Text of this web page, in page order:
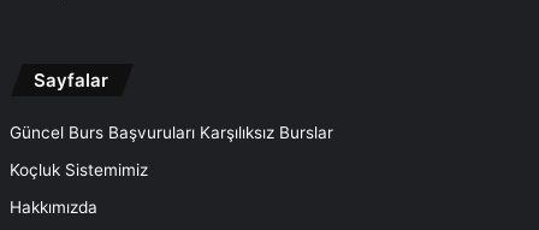
Sayfalar
Güncel Burs Başvuruları Karşılıksız Burslar
Koçluk Sistemimiz
Hakkımızda